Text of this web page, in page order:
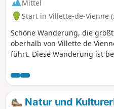
Mittel
Start in Villette-de-Vienne
Schöne Wanderung, die
oberhalb von Villette de
führt. Diese Wanderung ist
und den Pilat.
Natur und